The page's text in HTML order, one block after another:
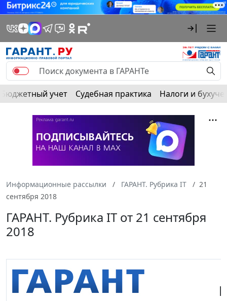
Бюджетный учет Судебная практика Налоги и
Информационные рассылки ГАРАНТ. Рубрика IT
21
сентября 2018
ГАРАНТ. Рубрика IT от 21 сентября
2018